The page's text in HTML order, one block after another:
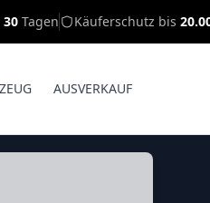
30 Tagen Käuferschutz bis
AUSVERKAUF